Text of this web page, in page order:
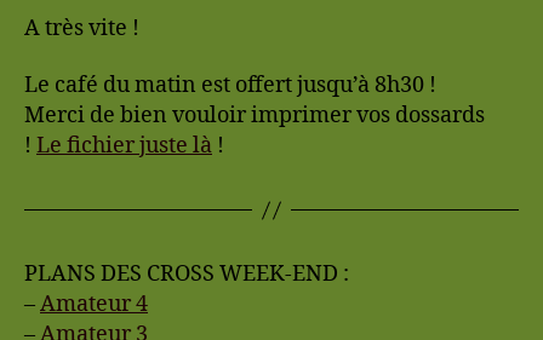
A très vite !
Le café du matin est offert jusqu’à 8h30 !
Merci de bien vouloir imprimer vos dossards
! Le fichier juste là !
PLANS DES CROSS WEEK-END :
–Amateur 4